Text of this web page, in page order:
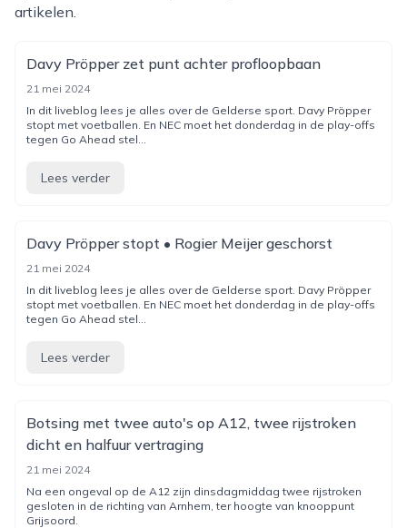
artikelen.
Davy Pröpper zet punt achter profloopbaan
21 mei 2024
In dit liveblog lees je alles over de Gelderse sport. Davy Pröpper
stopt met voetballen. En NEC moet het donderdag in de play-offs
tegen Go Ahead stel...
Lees verder
Davy Pröpper stopt • Rogier Meijer geschorst
21 mei 2024
In dit liveblog lees je alles over de Gelderse sport. Davy Pröpper
stopt met voetballen. En NEC moet het donderdag in de play-offs
tegen Go Ahead stel...
Lees verder
Botsing met twee auto's op A12, twee rijstroken
dicht en halfuur vertraging
21 mei 2024
Na een ongeval op de A12 zijn dinsdagmiddag twee rijstroken
gesloten in de richting van Arnhem, ter hoogte van knooppunt
Grijsoord.